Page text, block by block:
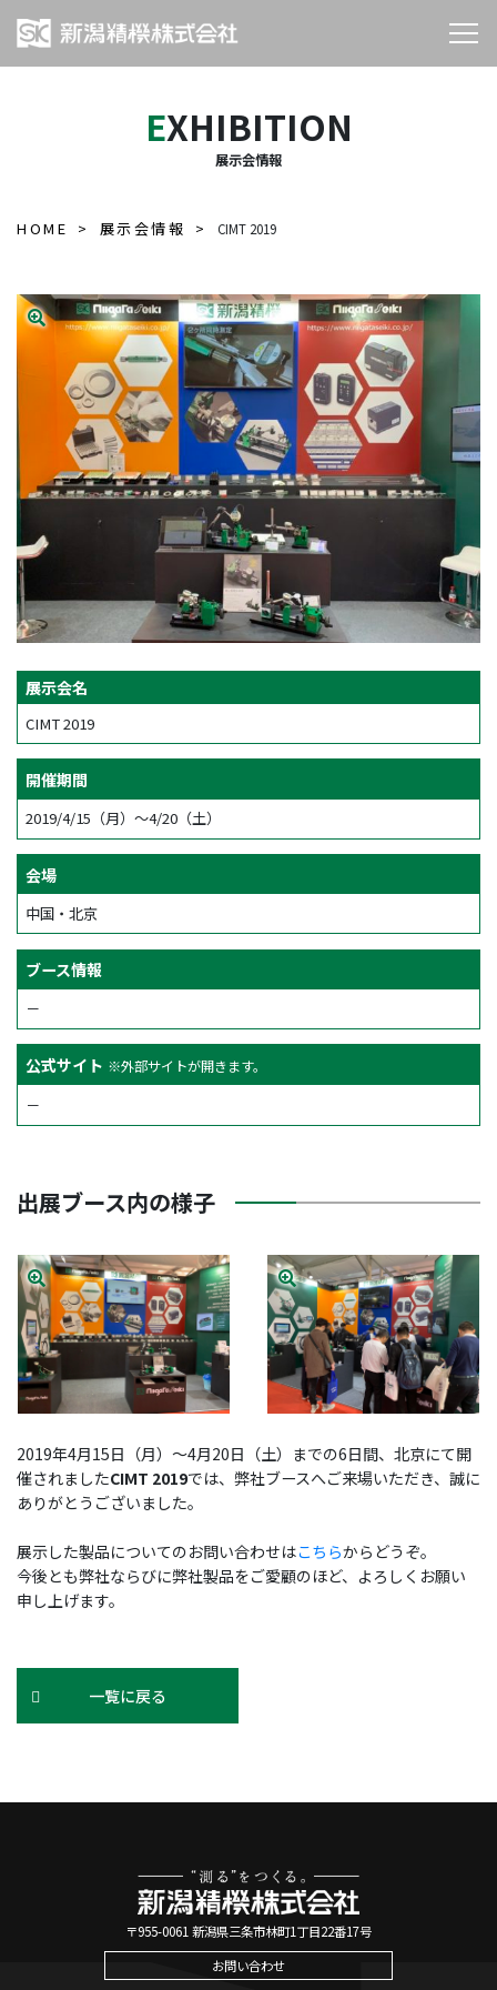
EXHIBITION
展示会情報
HOME 展示会情報 CIMT 2019
展示会名
CIMT 2019
開催期間
2019/4/15（月）～4/20（土）
会場
中国・北京
ブース情報
－
公式サイト ※外部サイトが開きます。
－
出展ブース内の様子
2019年4月15日（月）～4月20日（土）までの6日間、北京にて開
催されましたCIMT 2019では、弊社ブースへご来場いただき、誠に
ありがとうございました。
展示した製品についてのお問い合わせはこちらからどうぞ。
今後とも弊社ならびに弊社製品をご愛顧のほど、よろしくお願い
申し上げます。
一覧に戻る
〒955-0061 新潟県三条市林町1丁目22番17号
お問い合わせ